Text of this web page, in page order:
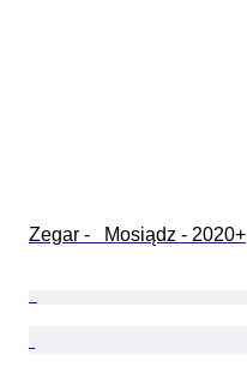
Zegar -   Mosiądz - 2020+